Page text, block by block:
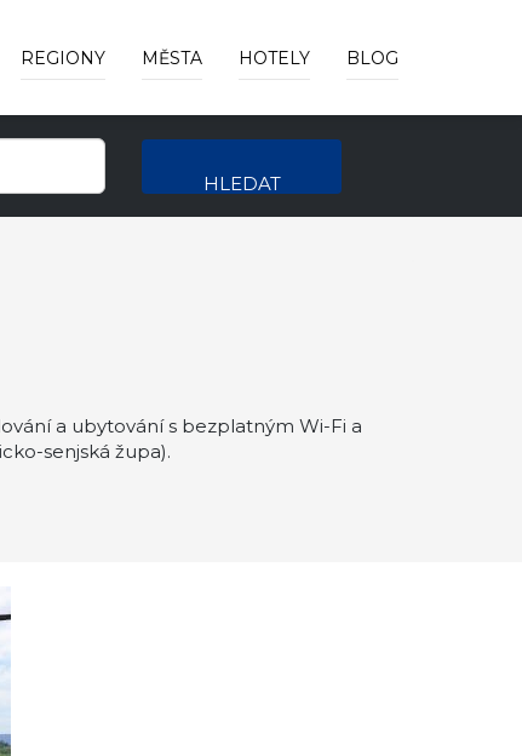
REGIONY MĚSTA HOTELY BLOG
HLEDAT
a ubytování s bezplatným Wi-Fi a
senjská župa).